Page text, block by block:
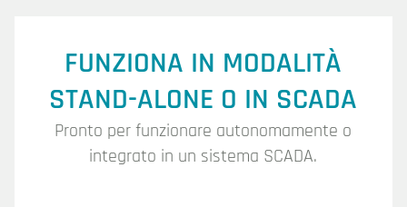
FUNZIONA IN MODALITÀ
STAND-ALONE O IN SCADA
Pronto per funzionare autonomamente o
integrato in un sistema SCADA.